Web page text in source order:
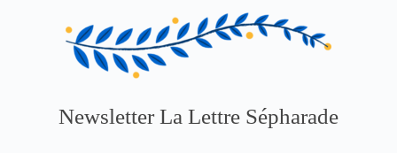
Newsletter La Lettre Sépharade